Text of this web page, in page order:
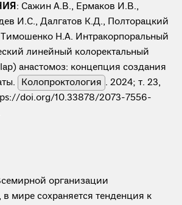
: Сажин А.В., Ермаков И.В.,
И.С., Далгатов К.Д., Полторацкий
Н.А. Интракорпоральный
линейный колоректальный
анастомоз: концепция создания
Колопроктология . 2024; т. 23,
doi.org/10.33878/2073-7556-
организации
мире сохраняется тенденция к